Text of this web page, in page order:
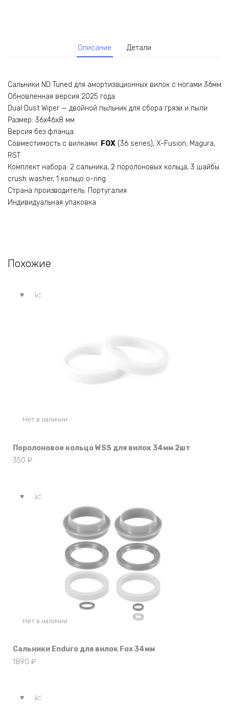
Описание Детали
Сальники ND Tuned для амортизационных вилок с ногами 36мм
Обновленная версия 2025 года
Dual Dust Wiper — двойной пыльник для сбора грязи и пыли
Размер: 36x46x8 мм
Версия без фланца
Совместимость с вилками: FOX (36 series), X-Fusion, Magura,
RST
Комплект набора: 2 сальника, 2 поролоновых кольца, 3 шайбы
crush washer, 1 кольцо o-ring
Страна производитель: Португалия
Индивидуальная упаковка
Похожие
Нет в наличии
Поролоновое кольцо WSS для вилок 34мм 2шт
350 ₽
Нет в наличии
Сальники Enduro для вилок Fox 34мм
1890 ₽